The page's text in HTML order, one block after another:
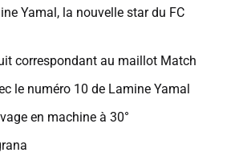
Yamal, la nouvelle star du FC
correspondant au maillot Match
le numéro 10 de Lamine Yamal
en machine à 30°